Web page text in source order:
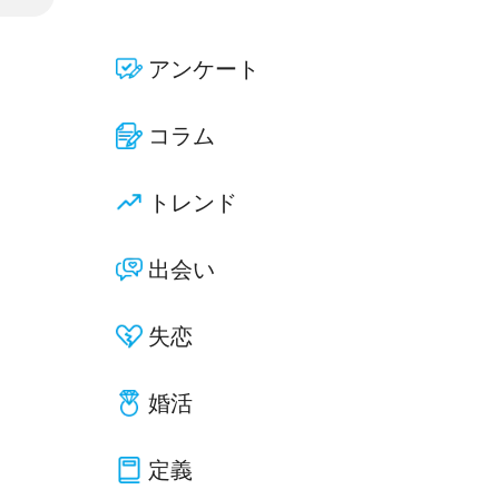
アンケート
コラム
トレンド
出会い
失恋
婚活
定義